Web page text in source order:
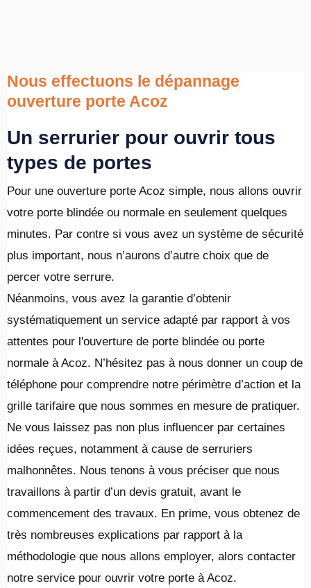
Nous effectuons le dépannage
ouverture porte Acoz
Un serrurier pour ouvrir tous
types de portes
Pour une ouverture porte Acoz simple, nous allons ouvrir
votre porte blindée ou normale en seulement quelques
minutes. Par contre si vous avez un système de sécurité
plus important, nous n’aurons d’autre choix que de
percer votre serrure.
Néanmoins, vous avez la garantie d’obtenir
systématiquement un service adapté par rapport à vos
attentes pour l'ouverture de porte blindée ou porte
normale à Acoz. N’hésitez pas à nous donner un coup de
téléphone pour comprendre notre périmètre d’action et la
grille tarifaire que nous sommes en mesure de pratiquer.
Ne vous laissez pas non plus influencer par certaines
idées reçues, notamment à cause de serruriers
malhonnêtes. Nous tenons à vous préciser que nous
travaillons à partir d’un devis gratuit, avant le
commencement des travaux. En prime, vous obtenez de
très nombreuses explications par rapport à la
méthodologie que nous allons employer, alors contacter
notre service pour ouvrir votre porte à Acoz.